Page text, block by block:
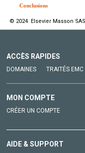
Conclusions
© 2024 Elsevier Masson
ACCÈS RAPIDES
DOMAINES TRAITÉS EMC
MON COMPTE
CRÉER UN COMPTE
AIDE & SUPPORT